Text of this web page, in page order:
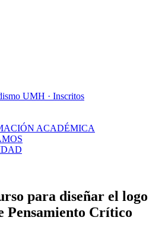
UMH · Inscritos
ACADÉMICA
para diseñar el logo
Pensamiento Crítico